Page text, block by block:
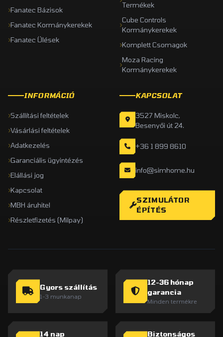
Fanatec Bázisok
Fanatec Kormánykerekek
Fanatec Ülések
Termékek
Cube Controls
Kormánykerekek
Komplett Csomagok
Moza Racing
Kormánykerekek
INFORMÁCIÓ
Szállítási feltételek
Vásárlási feltételek
Adatkezelés
Garanciális ügyintézés
Elállási jog
Kapcsolat
MBH áruhitel
Részletfizetés (Milpay)
KAPCSOLAT
3527 Miskolc,
Besenyői út 24.
+36 1 899 8610
info@simhome.hu
SZIMULÁTOR
ÉPÍTÉS
Gyors szállítás
1-3 munkanap
12-36 hónap
garancia
Minden termékre
14 nap Biztonságos